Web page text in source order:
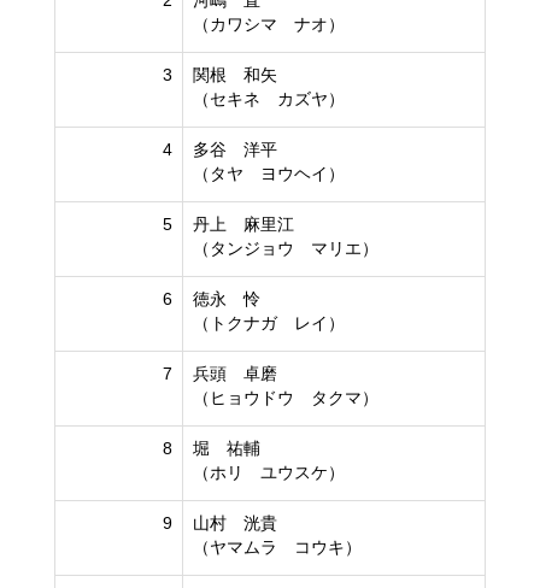
（カワシマ ナオ）
3
関根 和矢
（セキネ カズヤ）
4
多谷 洋平
（タヤ ヨウヘイ）
5
丹上 麻里江
（タンジョウ マリエ）
6
徳永 怜
（トクナガ レイ）
7
兵頭 卓磨
（ヒョウドウ タクマ）
8
堀 祐輔
（ホリ ユウスケ）
9
山村 洸貴
（ヤマムラ コウキ）